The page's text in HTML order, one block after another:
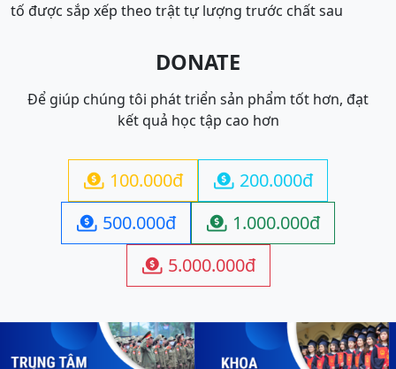
tố được sắp xếp theo trật tự lượng trước chất sau
DONATE
Để giúp chúng tôi phát triển sản phẩm tốt hơn, đạt
kết quả học tập cao hơn
 100.000đ  200.000đ
 500.000đ  1.000.000đ
 5.000.000đ